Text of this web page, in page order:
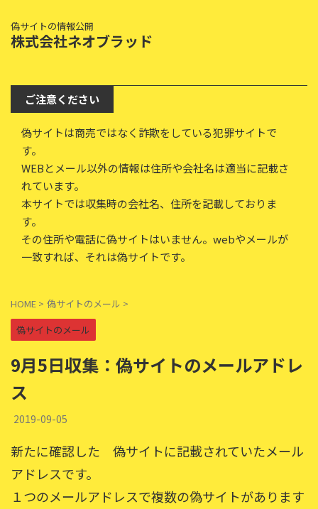
偽サイトの情報公開
株式会社ネオブラッド
ご注意ください
偽サイトは商売ではなく詐欺をしている犯罪サイトで
す。
WEBとメール以外の情報は住所や会社名は適当に記載さ
れています。
本サイトでは収集時の会社名、住所を記載しておりま
す。
その住所や電話に偽サイトはいません。webやメールが
一致すれば、それは偽サイトです。
HOME > 偽サイトのメール >
偽サイトのメール
9月5日収集：偽サイトのメールアドレ
ス
2019-09-05
新たに確認した 偽サイトに記載されていたメール
アドレスです。
１つのメールアドレスで複数の偽サイトがあります